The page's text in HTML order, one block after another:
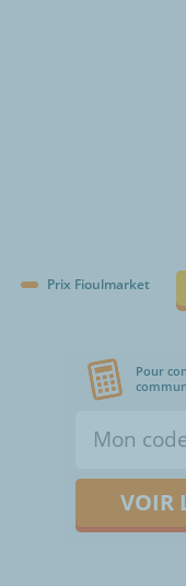
Prix Fioulmarket
Pour
VOIR